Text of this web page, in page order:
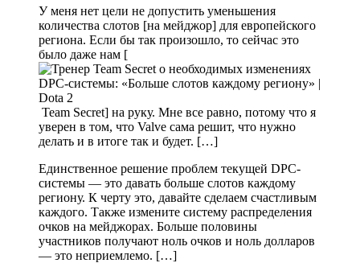
У меня нет цели не допустить уменьшения
количества слотов [на мейджор] для европейского
региона. Если бы так произошло, то сейчас это
было даже нам [
Team Secret] на руку. Мне все равно, потому что я
уверен в том, что Valve сама решит, что нужно
делать и в итоге так и будет. […]
Единственное решение проблем текущей DPC-
системы — это давать больше слотов каждому
региону. К черту это, давайте сделаем счастливым
каждого. Также измените систему распределения
очков на мейджорах. Больше половины
участников получают ноль очков и ноль долларов
— это неприемлемо. […]